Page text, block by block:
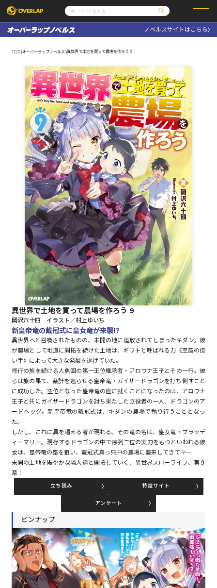
コミックガルド
コミッククリエ
文庫
ノベルス
その他
コミックエッセイ
ポケットモンスター
アニメ
ゲーム
通販・NEWS
OVERLAP STORE
オーバーラップ広報室
企業
会社概要
採用情報
アクセス
オーバーラップホールディングス
お問い合わせはこちら
オーバーラップ文庫
オーバーラップノベルス
オーバーラップノベルスf
ロサージュノベルス
コミックガルド
コミッククリエ
リキューレ
コミックエッセイ
閉じる
ノベルスサイトはこちら
TOP オーバーラップノベルス 異世界で土地を買って農場を作ろう 9
異世界で土地を買って農場を作ろう 9
岡沢六十四 イラスト／村上ゆいち
新皇帝竜の戴冠式に皇女竜が来襲!?
異世界へと召喚されたものの、未開の地に追放されてしまったキダン。彼
が農場として地道に開拓を続けた土地は、ギフトと呼ばれる力《至高の担
い手》によって大きな発展を遂げていた。
修行の旅を続ける人魚国の第一王位継承者・アロワナ王子とその一行。彼
らは旅の果て、姦計を巡らせる皇帝竜・ガイザードラゴンを打ち倒すこと
に成功した。空位となった皇帝竜の座に就くことになったのは、アロワナ
王子と共にガイザードラゴンを討ち果たした立役者の一人、ドラゴンのア
ードヘッグ。新皇帝竜の戴冠式は、キダンの農場で執り行うこととなっ
た。
しかし、これに異を唱える者が現れる。その竜の名は、皇女竜・ブラッデ
ィーマリー。現存するドラゴンの中で序列二位の実力をもつといわれる彼
女は、皇帝竜の座を狙い、戴冠式真っ只中の農場に襲来してきて――!?
未開の土地を賑やかな隣人達と開拓していく、異世界スローライフ、第９
幕！
立ち読み 特設サイト
アンケート
ピンナップ